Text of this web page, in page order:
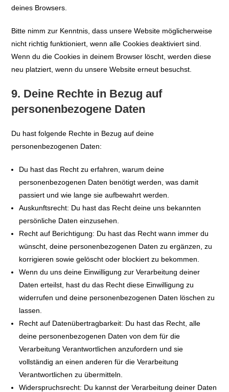
deines Browsers.
Bitte nimm zur Kenntnis, dass unsere Website möglicherweise
nicht richtig funktioniert, wenn alle Cookies deaktiviert sind.
Wenn du die Cookies in deinem Browser löscht, werden diese
neu platziert, wenn du unsere Website erneut besuchst.
9. Deine Rechte in Bezug auf
personenbezogene Daten
Du hast folgende Rechte in Bezug auf deine
personenbezogenen Daten:
Du hast das Recht zu erfahren, warum deine
personenbezogenen Daten benötigt werden, was damit
passiert und wie lange sie aufbewahrt werden.
Auskunftsrecht: Du hast das Recht deine uns bekannten
persönliche Daten einzusehen.
Recht auf Berichtigung: Du hast das Recht wann immer du
wünscht, deine personenbezogenen Daten zu ergänzen, zu
korrigieren sowie gelöscht oder blockiert zu bekommen.
Wenn du uns deine Einwilligung zur Verarbeitung deiner
Daten erteilst, hast du das Recht diese Einwilligung zu
widerrufen und deine personenbezogenen Daten löschen zu
lassen.
Recht auf Datenübertragbarkeit: Du hast das Recht, alle
deine personenbezogenen Daten von dem für die
Verarbeitung Verantwortlichen anzufordern und sie
vollständig an einen anderen für die Verarbeitung
Verantwortlichen zu übermitteln.
Widerspruchsrecht: Du kannst der Verarbeitung deiner Daten